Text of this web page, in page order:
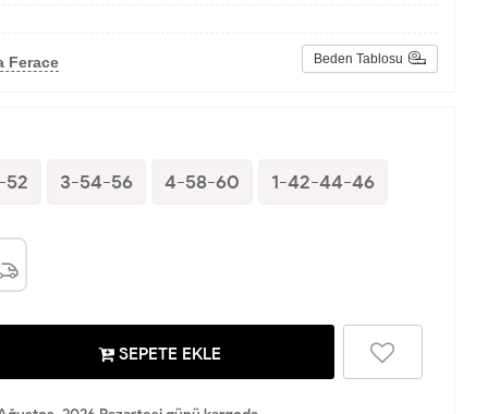
Ferace Beden Tablosu
3-54-56 4-58-60 1-42-44-46
SEPETE EKLE